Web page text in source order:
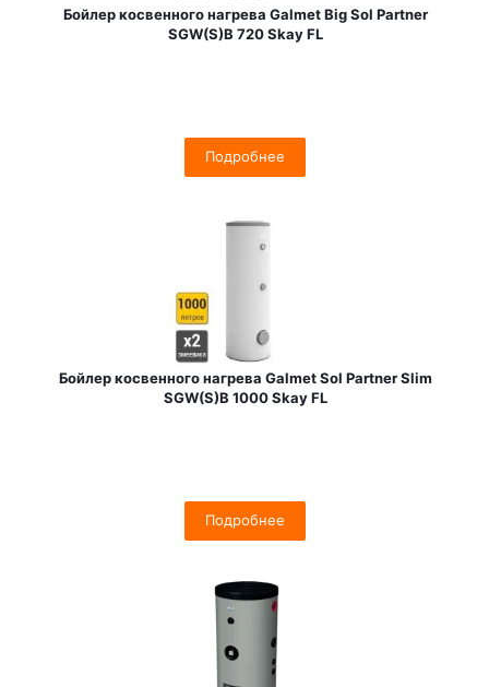
Бойлер косвенного нагрева Galmet Big Sol Partner
SGW(S)B 720 Skay FL
Подробнее
Бойлер косвенного нагрева Galmet Sol Partner Slim
SGW(S)B 1000 Skay FL
Подробнее